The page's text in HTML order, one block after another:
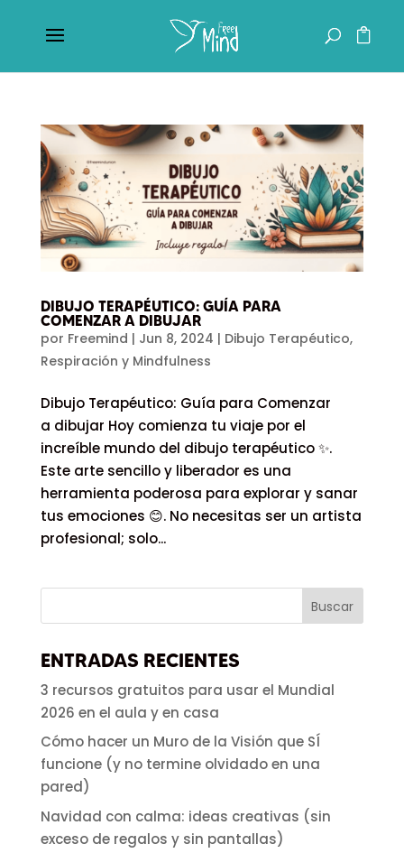
DIBUJO TERAPÉUTICO: GUÍA PARA
COMENZAR A DIBUJAR
por Freemind | Jun 8, 2024 | Dibujo Terapéutico,
Respiración y Mindfulness
Dibujo Terapéutico: Guía para Comenzar
a dibujar Hoy comienza tu viaje por el
increíble mundo del dibujo terapéutico ✨.
Este arte sencillo y liberador es una
herramienta poderosa para explorar y sanar
tus emociones 😊. No necesitas ser un artista
profesional; solo...
ENTRADAS RECIENTES
3 recursos gratuitos para usar el Mundial
2026 en el aula y en casa
Cómo hacer un Muro de la Visión que SÍ
funcione (y no termine olvidado en una
pared)
Navidad con calma: ideas creativas (sin
exceso de regalos y sin pantallas)